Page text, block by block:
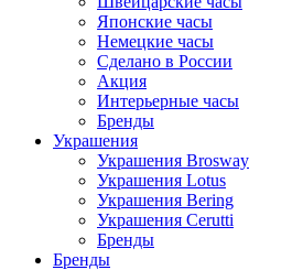
Японские часы
Немецкие часы
Сделано в России
Акция
Интерьерные часы
Бренды
Украшения
Украшения Brosway
Украшения Lotus
Украшения Bering
Украшения Cerutti
Бренды
Бренды